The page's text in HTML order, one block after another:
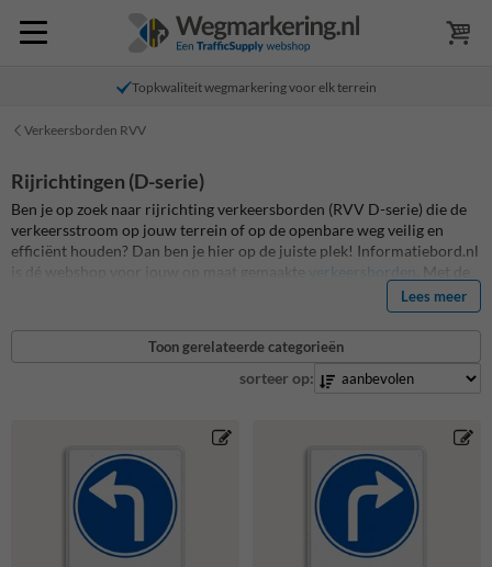
Topkwaliteit wegmarkering voor elk terrein
Verkeersborden RVV
Rijrichtingen (D-serie)
Ben je op zoek naar rijrichting verkeersborden (RVV D-serie) die de
verkeersstroom op jouw terrein of op de openbare weg veilig en
efficiënt houden? Dan ben je hier op de juiste plek! Informatiebord.nl
is dé webshop voor jouw op maat gemaakte
verkeersborden
. Met de
RVV D-serie verkeersborden van Informatiebord.nl kun je altijd
Lees meer
Toon gerelateerde categorieën
sorteer op: